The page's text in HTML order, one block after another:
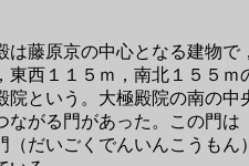
藤原京の中心となる建物で
東西１１５ｍ，南北１５５ｍ
院という。大極殿院の南の中
ながる門があった。この門は
（だいごくでんいんこうもん